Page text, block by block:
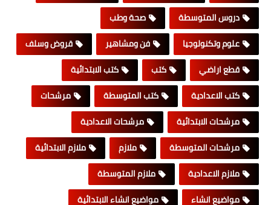
دروس المتوسطة
صحة وطب
علوم وتكنولوجيا
فن ومشاهير
قروض وسلف
قطع اراضي
كتب
كتب الابتدائية
كتب الاعدادية
كتب المتوسطة
مرشحات
مرشحات الابتدائية
مرشحات الاعدادية
مرشحات المتوسطة
ملازم
ملازم الابتدائية
ملازم الاعدادية
ملازم المتوسطة
مواضيع انشاء
مواضيع انشاء الابتدائية